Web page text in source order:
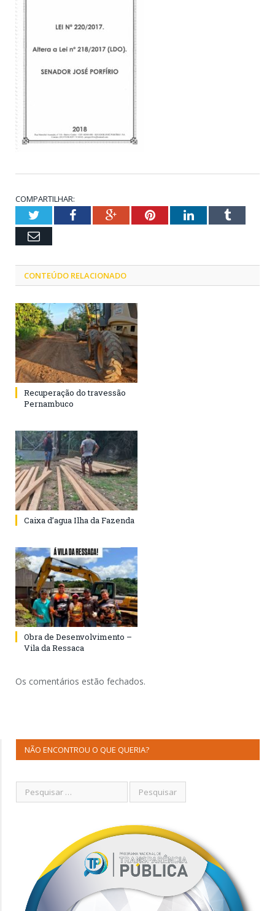
COMPARTILHAR:
TwitterFacebookGoogle+PinterestLinkedInTumblr
Email
CONTEÚDO RELACIONADO
Recuperação do travessão
Pernambuco
Caixa d’agua Ilha da Fazenda
Obra de Desenvolvimento –
Vila da Ressaca
Os comentários estão fechados.
NÃO ENCONTROU O QUE QUERIA?